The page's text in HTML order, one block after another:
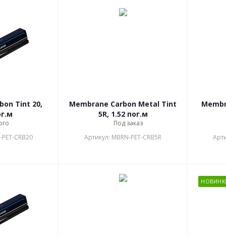
Tint 20,
CRB20
Membrane Carbon Metal Tint
5R, 1.52 пог.м
Под заказ
Артикул: MBRN-PET-CRB5R